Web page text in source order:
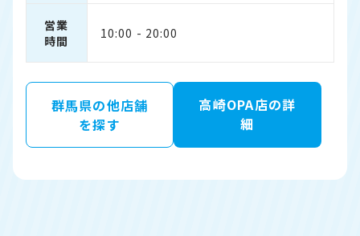
営業
時間
10:00 - 20:00
群馬県の他店舗
を探す
高崎OPA店の詳
細